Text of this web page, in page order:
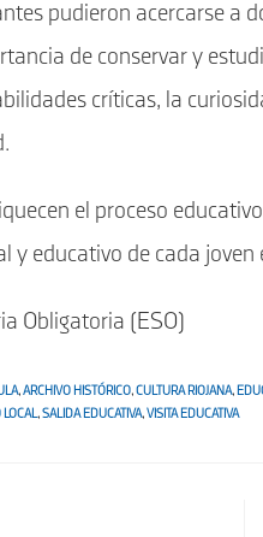
pudieron acercarse a
de conservar y
críticas, la
el proceso
y educativo de cada joven
Obligatoria (ESO)
, ARCHIVO HISTÓRICO, CULTURA RIOJANA,
, SALIDA EDUCATIVA, VISITA EDUCATIVA